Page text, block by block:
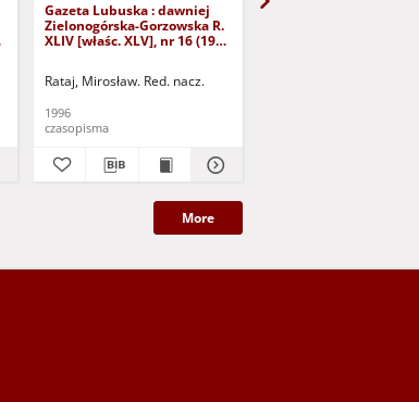
Gazeta Lubuska : dawniej
Zielonogórska-Gorzowska R.
XLIV [właśc. XLV], nr 16 (19
Rataj, Mirosław. Red. nacz.
1996
czasopisma
More